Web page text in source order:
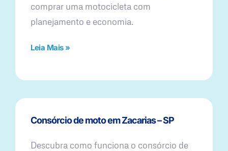
comprar uma motocicleta com
planejamento e economia.
Leia Mais »
Consórcio de moto em Zacarias – SP
Descubra como funciona o consórcio de